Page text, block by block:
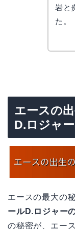
岩と
た。
エースの
D.ロジャ
エースの最大の
ールD.ロジャー
の秘密が、エー